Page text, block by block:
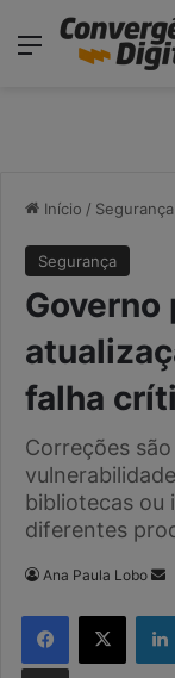
Menu
Início / Segurança
Segurança
Governo
falha
Correções
bibliotecas ou
diferentes
Ana Paula Lobo
Facebook
X
Imprimir